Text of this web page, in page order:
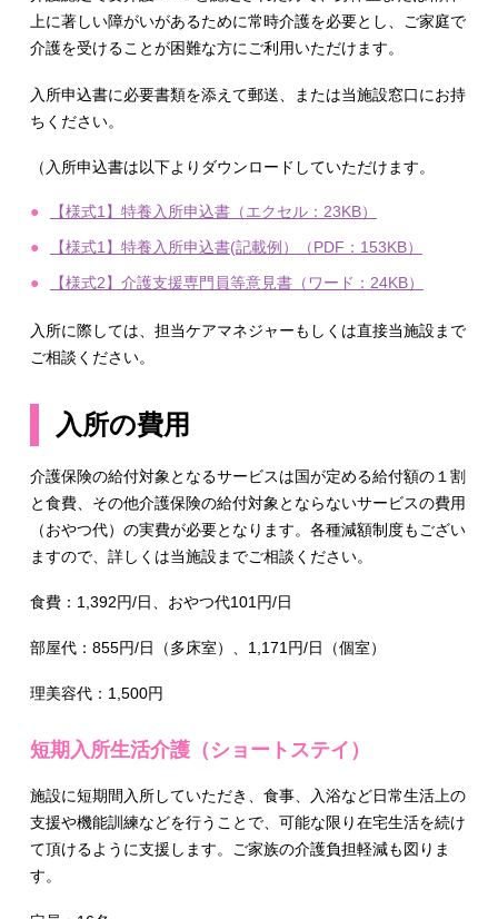
上に著しい障がいがあるために常時介護を必要とし、ご家庭で
介護を受けることが困難な方にご利用いただけます。
入所申込書に必要書類を添えて郵送、または当施設窓口にお持
ちください。
（入所申込書は以下よりダウンロードしていただけます。
【様式1】特養入所申込書（エクセル：23KB）
【様式1】特養入所申込書(記載例）（PDF：153KB）
【様式2】介護支援専門員等意見書（ワード：24KB）
入所に際しては、担当ケアマネジャーもしくは直接当施設まで
ご相談ください。
入所の費用
介護保険の給付対象となるサービスは国が定める給付額の１割
と食費、その他介護保険の給付対象とならないサービスの費用
（おやつ代）の実費が必要となります。各種減額制度もござい
ますので、詳しくは当施設までご相談ください。
食費：1,392円/日、おやつ代101円/日
部屋代：855円/日（多床室）、1,171円/日（個室）
理美容代：1,500円
短期入所生活介護（ショートステイ）
施設に短期間入所していただき、食事、入浴など日常生活上の
支援や機能訓練などを行うことで、可能な限り在宅生活を続け
て頂けるように支援します。ご家族の介護負担軽減も図りま
す。